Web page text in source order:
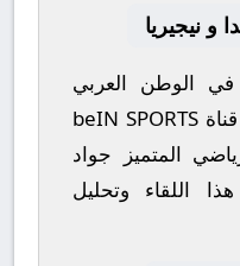
و نيجيريا
الوطن العربي
beIN SPORTS
المتميز جواد
اللقاء وتحليل